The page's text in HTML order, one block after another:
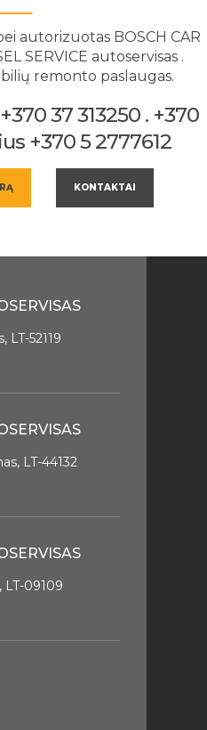
autorizuotas BOSCH CAR
SERVICE autoservisas .
remonto paslaugas.
37 313250 . +370
+370 5 2777612
KONTAKTAI
LT-52119
LT-44132
LT-09109